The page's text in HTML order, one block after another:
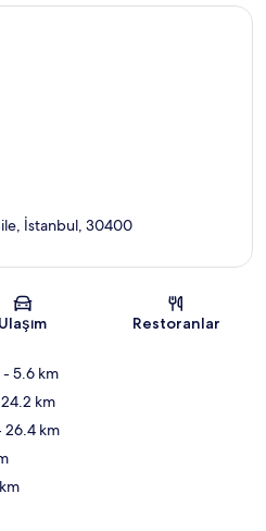
Harita
İstanbul, 30400
Ulaşım Restoranlar
- 5.6 km
km
26.4 km